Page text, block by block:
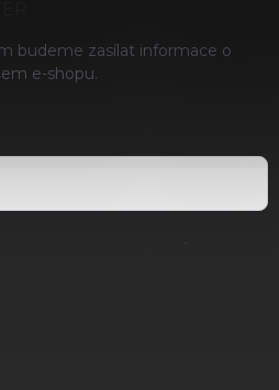
budeme zasílat informace o
e-shopu.
.